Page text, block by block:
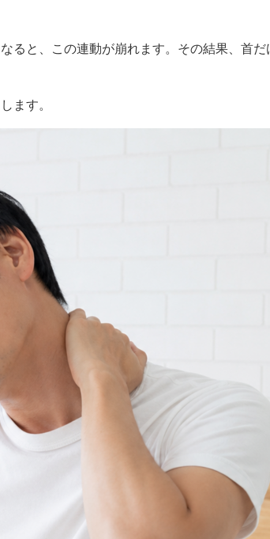
ると、この連動が崩れます。その結果、首
ます。